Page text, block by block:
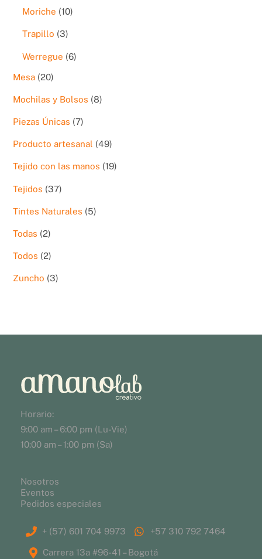
Moriche 1010
Trapillo 33
Werregue 66
Mesa 2020
Mochilas y Bolsos 88
Piezas Únicas 77
Producto artesanal 4949
Tejido con las manos 1919
Tejidos 3737
Tintes Naturales 55
Todas 22
Todos 22
Zuncho 33
Horario:
9:00 am – 6:00 pm (Lu-Vie)
10:00 am – 1:00 pm (Sa)
Nosotros
Eventos
Pedidos especiales
+ (57) 601 704 9973 +57 310 792 7464
Carrera 13a #96-41 – Bogotá